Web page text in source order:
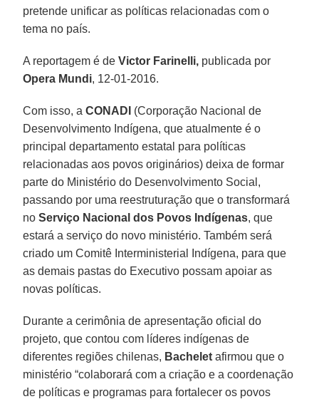
pretende unificar as políticas relacionadas com o
tema no país.
A reportagem é deVictor Farinelli, publicada por
Opera Mundi, 12-01-2016.
Com isso, aCONADI (Corporação Nacional de
Desenvolvimento Indígena, que atualmente é o
principal departamento estatal para políticas
relacionadas aos povos originários) deixa de formar
parte do Ministério do Desenvolvimento Social,
passando por uma reestruturação que o transformará
noServiço Nacional dos Povos Indígenas, que
estará a serviço do novo ministério. Também será
criado um Comitê Interministerial Indígena, para que
as demais pastas do Executivo possam apoiar as
novas políticas.
Durante a cerimônia de apresentação oficial do
projeto, que contou com líderes indígenas de
diferentes regiões chilenas, Bachelet afirmou que o
ministério “colaborará com a criação e a coordenação
de políticas e programas para fortalecer os povos